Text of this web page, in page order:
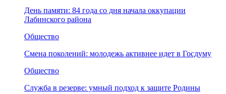
День памяти: 84 года со дня начала оккупации
Лабинского района
Общество
Смена поколений: молодежь активнее идет в Госдуму
Общество
Служба в резерве: умный подход к защите Родины